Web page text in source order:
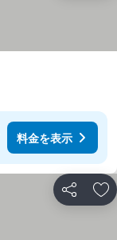
料金を表示
シェア お